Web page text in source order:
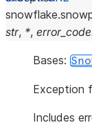
str, *, error_code
Bases:
Exception
Includes